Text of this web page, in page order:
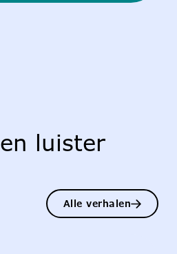
luister
Alle verhalen